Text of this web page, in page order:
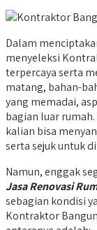
Dalam
menyeleksi
terpercaya serta
matang, bahan-
yang memadai,
bagian luar
kalian bisa
serta sejuk untuk
Namun, enggak
Jasa Renovasi
sebagian kondisi
Kontraktor